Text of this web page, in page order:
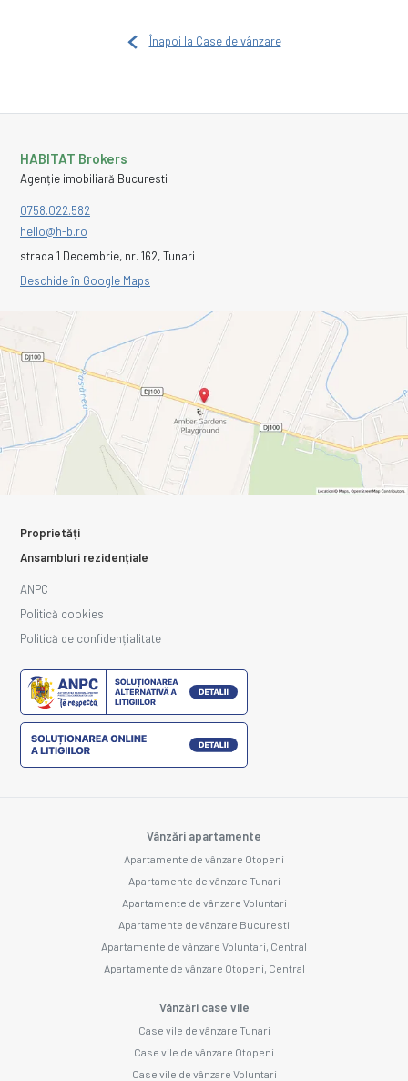
Înapoi la Case de vânzare
HABITAT Brokers
Agenție imobiliară Bucuresti
0758.022.582
hello@h-b.ro
strada 1 Decembrie, nr. 162, Tunari
Deschide în Google Maps
Proprietăți
Ansambluri rezidențiale
ANPC
Politică cookies
Politică de confidențialitate
Vânzări apartamente
Apartamente de vânzare Otopeni
Apartamente de vânzare Tunari
Apartamente de vânzare Voluntari
Apartamente de vânzare Bucuresti
Apartamente de vânzare Voluntari, Central
Apartamente de vânzare Otopeni, Central
Vânzări case vile
Case vile de vânzare Tunari
Case vile de vânzare Otopeni
Case vile de vânzare Voluntari